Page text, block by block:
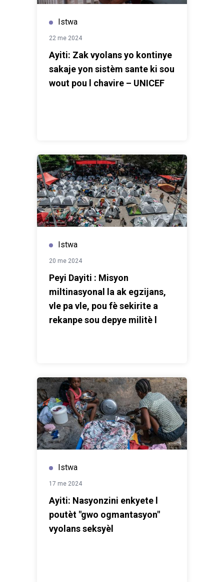
Istwa
22 me 2024
Ayiti: Zak vyolans yo kontinye
sakaje yon sistèm sante ki sou
wout pou l chavire – UNICEF
Istwa
20 me 2024
Peyi Dayiti : Misyon
miltinasyonal la ak egzijans,
vle pa vle, pou fè sekirite a
rekanpe sou depye militè l
Istwa
17 me 2024
Ayiti: Nasyonzini enkyete l
poutèt "gwo ogmantasyon"
vyolans seksyèl